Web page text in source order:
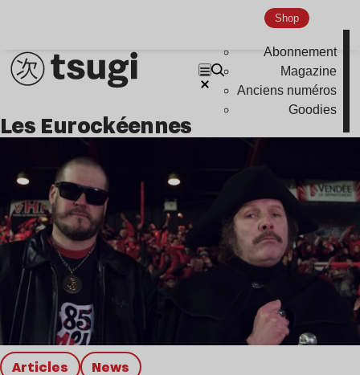
Shop
Abonnement
Magazine
Anciens numéros
Goodies
Les Eurockéennes
Articles news